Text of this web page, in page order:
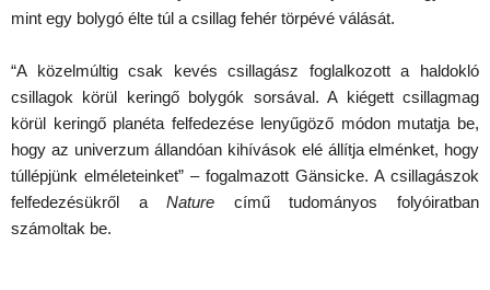
mint egy bolygó élte túl a csillag fehér törpévé válását.
“A közelmúltig csak kevés csillagász foglalkozott a haldokló
csillagok körül keringő bolygók sorsával. A kiégett csillagmag
körül keringő planéta felfedezése lenyűgöző módon mutatja be,
hogy az univerzum állandóan kihívások elé állítja elménket, hogy
túllépjünk elméleteinket” – fogalmazott Gänsicke. A csillagászok
felfedezésükről aNature című tudományos folyóiratban
számoltak be.